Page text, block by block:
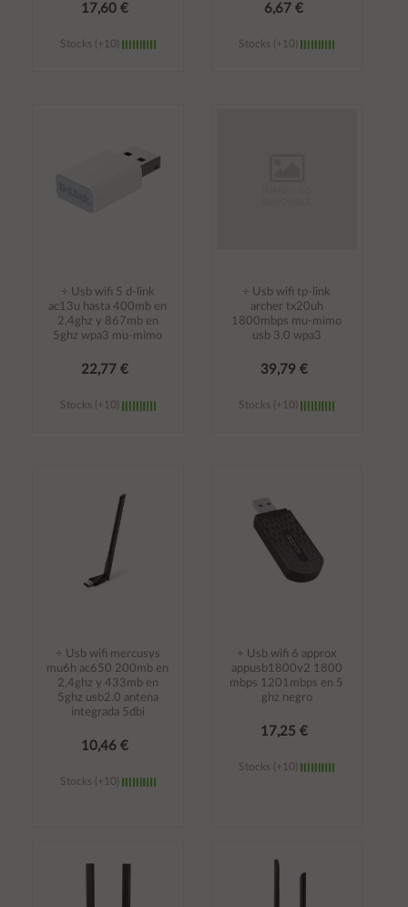
17,60 €
Stocks (+10)
6,67 €
Stocks (+10)
÷ Usb wifi 5 d-link
ac13u hasta 400mb en
2,4ghz y 867mb en
5ghz wpa3 mu-mimo
22,77 €
Stocks (+10)
carrito
÷ Usb wifi tp-link
archer tx20uh
1800mbps mu-mimo
usb 3.0 wpa3
39,79 €
Stocks (+10)
÷ Usb wifi mercusys
mu6h ac650 200mb en
2,4ghz y 433mb en
5ghz usb2.0 antena
integrada 5dbi
10,46 €
Stocks (+10)
carrito
÷ Usb wifi 6 approx
appusb1800v2 1800
mbps 1201mbps en 5
ghz negro
17,25 €
Stocks (+10)
carrito